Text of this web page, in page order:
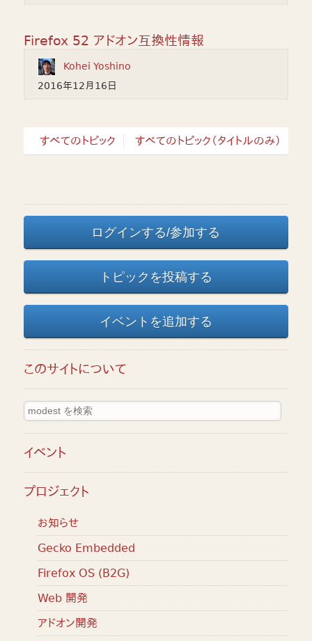
Firefox 52 アドオン互換性情報
Kohei Yoshino
2016年12月16日
すべてのトピック すべてのトピック（タイトルのみ）
ログインする/参加する
トピックを投稿する
イベントを追加する
このサイトについて
イベント
プロジェクト
お知らせ
Gecko Embedded
Firefox OS (B2G)
Web 開発
アドオン開発